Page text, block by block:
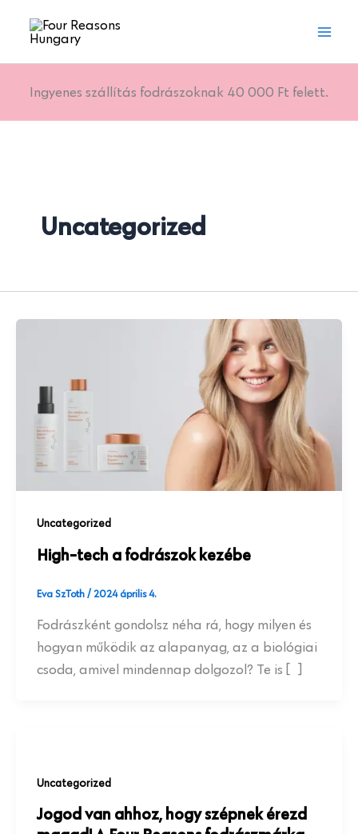
Ingyenes szállítás fodrászoknak 40 000 Ft felett.
Uncategorized
Uncategorized
High-tech a fodrászok kezébe
Eva SzToth/2024 április 4.
Fodrászként gondolsz néha rá, hogy milyen és
hogyan működik az alapanyag, az a biológiai
csoda, amivel mindennap dolgozol? Te is […]
Uncategorized
Jogod van ahhoz, hogy szépnek érezd